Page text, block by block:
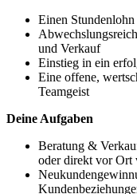
Einen
und Verkauf
Einstieg in ein
Eine offene,
Teamgeist
Deine Aufgaben
Beratung &
oder direkt vor Ort